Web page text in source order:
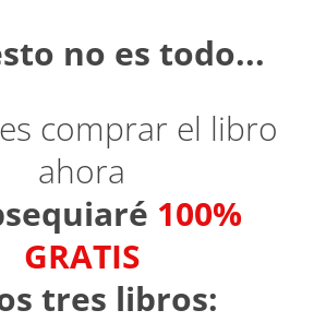
no es todo...
comprar el libro
ahora
100%
GRATIS
tres libros: